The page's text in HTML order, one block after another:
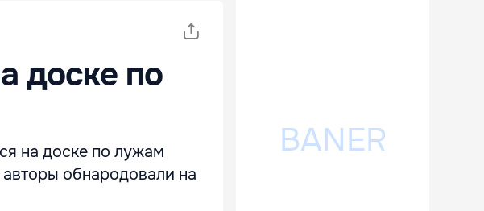
доске по
на доске по лужам
обнародовали на